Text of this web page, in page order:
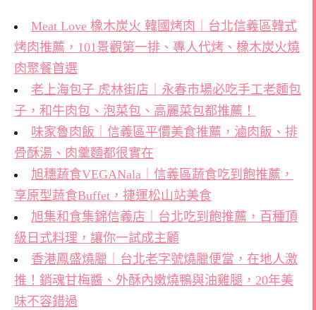
Meat Love 橡木炭火 韓國烤肉｜台北信義區韓式
烤肉推薦，101景觀第一排、專人代烤、橡木炭火燒
肉聚餐首選
老上海包子 虎林街店｜永春市場必吃手工老麵包
子，和牛肉包、泡菜包、高麗菜包都推薦！
味家魯肉飯｜信義區平價美食推薦，滷肉飯、排
骨酥湯、肉羹麵都很實在
旭穗蔬食VEGANala｜信義區蔬食吃到飽推薦，
享原型蔬食Buffet，捷運松山站美食
旭集和食集錦信義店｜台北吃到飽推薦，百種頂
級日式料理，讓你一試成主顧
香港鳳盛燒臘｜台北老字號燒臘便當，在地人激
推！銷魂甘梅醬、外酥內嫩燒鴨與油雞腿，20年美
味不容錯過